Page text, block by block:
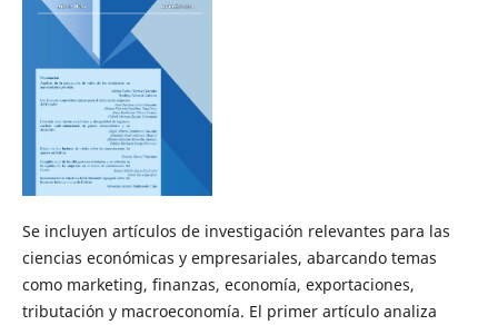
Se incluyen artículos de investigación relevantes para las
ciencias económicas y empresariales, abarcando temas
como marketing, finanzas, economía, exportaciones,
tributación y macroeconomía. El primer artículo analiza